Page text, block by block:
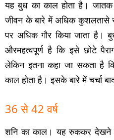
यह बुध का काल होता है।
जीवन के बारे में अधिक कुशलतासे
पर अधिक गौर किया जाता है।
औरमहत्‍वपूर्ण है कि इसे छोटे
लेकिन इतना कहा जा सकता है
काल होता है। इसके बारे में चर्चा
36 से 42 वर्ष
शनि का काल। यह रुककर देखने